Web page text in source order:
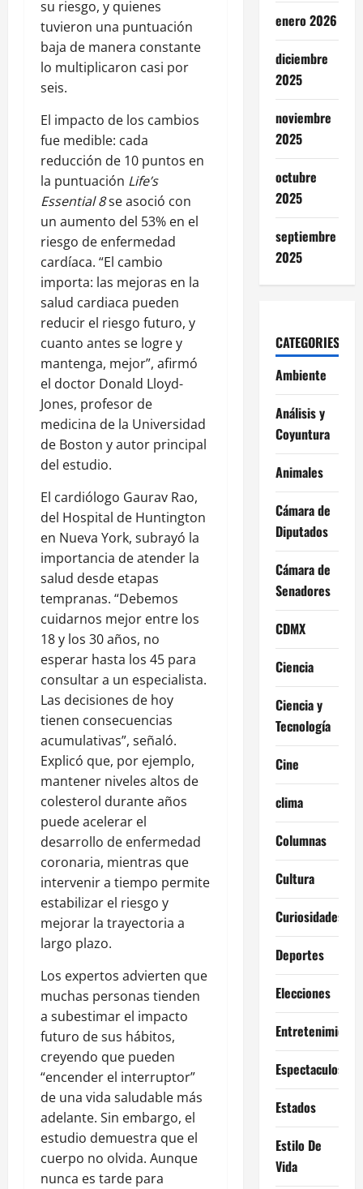
su riesgo, y quienes
tuvieron una puntuación
baja de manera constante
lo multiplicaron casi por
seis.
El impacto de los cambios
fue medible: cada
reducción de 10 puntos en
la puntuación Life’s
Essential 8se asoció con
un aumento del 53% en el
riesgo de enfermedad
cardíaca. “El cambio
importa: las mejoras en la
salud cardiaca pueden
reducir el riesgo futuro, y
cuanto antes se logre y
mantenga, mejor”, afirmó
el doctor Donald Lloyd-
Jones, profesor de
medicina de la Universidad
de Boston y autor principal
del estudio.
El cardiólogo Gaurav Rao,
del Hospital de Huntington
en Nueva York, subrayó la
importancia de atender la
salud desde etapas
tempranas. “Debemos
cuidarnos mejor entre los
18 y los 30 años, no
esperar hasta los 45 para
consultar a un especialista.
Las decisiones de hoy
tienen consecuencias
acumulativas”, señaló.
Explicó que, por ejemplo,
mantener niveles altos de
colesterol durante años
puede acelerar el
desarrollo de enfermedad
coronaria, mientras que
intervenir a tiempo permite
estabilizar el riesgo y
mejorar la trayectoria a
largo plazo.
Los expertos advierten que
muchas personas tienden
a subestimar el impacto
futuro de sus hábitos,
creyendo que pueden
“encender el interruptor”
de una vida saludable más
adelante. Sin embargo, el
estudio demuestra que el
cuerpo no olvida. Aunque
nunca es tarde para
enero 2026
diciembre
2025
noviembre
2025
octubre
2025
septiembre
2025
CATEGORIES
Ambiente
Análisis y
Coyuntura
Animales
Cámara de
Diputados
Cámara de
Senadores
CDMX
Ciencia
Ciencia y
Tecnología
Cine
clima
Columnas
Cultura
Curiosidades
Deportes
Elecciones
Entretenimiento
Espectaculos
Estados
Estilo De
Vida